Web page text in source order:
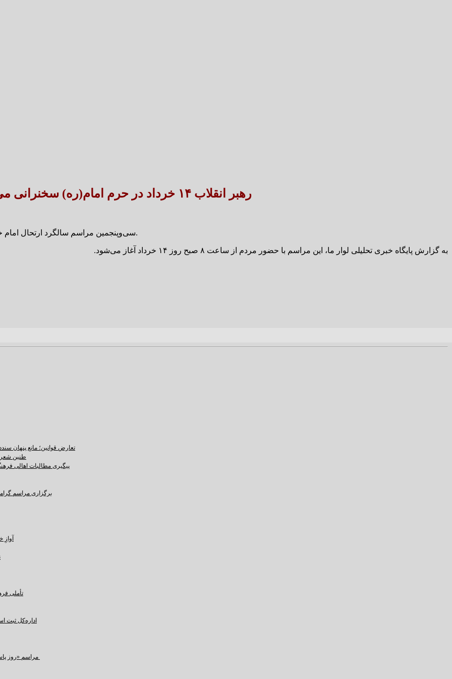
تعارض قوانین؛ مانع پنهان سنددار شدن بخش
طنین شعر عاشورایی در
رهبر انقلاب ۱۴ خرداد در حرم امام(ره) سخنرانی می‌کنند
سی‌وپنجمین مراسم سالگرد ارتحال امام خمینی(ره) با سخنرانی رهبر انقلاب در حرم امام(ره) برگزار خواهد شد.
به گزارش پایگاه خبری تحلیلی لوار ما، این مراسم با حضور مردم از ساعت ۸ صبح روز ۱۴ خرداد آغاز می‌شود.
تعارض قوانین؛ مانع پنهان
طنین
پیگیری مطالبات اهالی
برگزاری مراسم
آوازِ خاک
تأملی
اداره‌کل ثبت